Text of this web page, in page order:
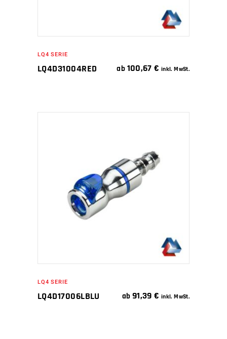
LQ4 SERIE
LQ4D31004RED ab 100,67€ inkl. MwSt.
IN DEN WARENKORB
LQ4 SERIE
LQ4D17006LBLU ab 91,39€ inkl. MwSt.